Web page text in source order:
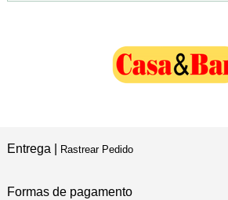
Entrega | Rastrear Pedido
Formas de pagamento